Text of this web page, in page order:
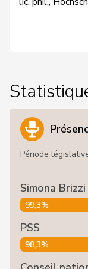
Période
Simona Brizzi
99,3%
PSS
98,3%